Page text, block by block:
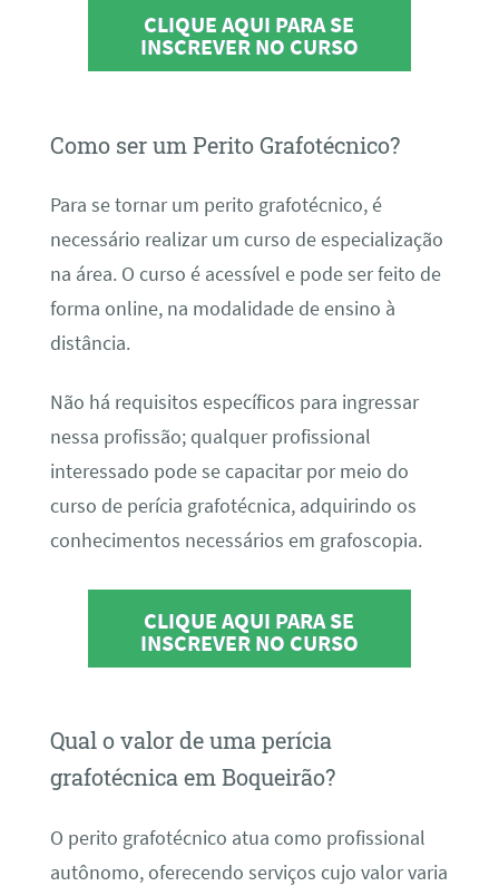
CLIQUE AQUI PARA SE
INSCREVER NO CURSO
Como ser um Perito Grafotécnico?
Para se tornar um perito grafotécnico, é
necessário realizar um curso de especialização
na área. O curso é acessível e pode ser feito de
forma online, na modalidade de ensino à
distância.
Não há requisitos específicos para ingressar
nessa profissão; qualquer profissional
interessado pode se capacitar por meio do
curso de perícia grafotécnica, adquirindo os
conhecimentos necessários em grafoscopia.
CLIQUE AQUI PARA SE
INSCREVER NO CURSO
Qual o valor de uma perícia
grafotécnica em Boqueirão?
O perito grafotécnico atua como profissional
autônomo, oferecendo serviços cujo valor varia